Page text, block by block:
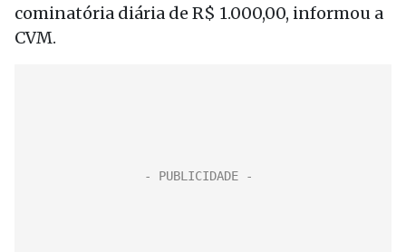
cominatória diária de R$ 1.000,00, informou a
CVM.